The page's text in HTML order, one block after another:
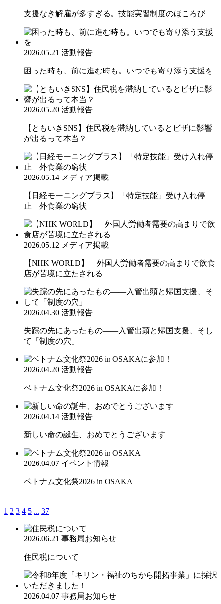
支援なき解雇が多すぎる。技能実習制度のほころび
2026.05.21 活動報告
困った時も、前に進む時も。いつでも寄り添う支援を
2026.05.20 活動報告
【ともいきSNS】住民税を滞納しているとビザに影響
が出るって本当？
2026.05.14 メディア掲載
【日経モーニングプラス】「特定技能」受け入れ停
止 外食業の窮状
2026.05.12 メディア掲載
【NHK WORLD】 外国人労働者需要の高まりで飲食
店が苦境に立たされる
2026.04.30 活動報告
失踪の先にあったもの――入管出頭と帰国支援、そし
て「制度の穴」
2026.04.20 活動報告
ベトナム文化祭2026 in OSAKAに参加！
2026.04.14 活動報告
新しい命の誕生、おめでとうございます
2026.04.07 イベント情報
ベトナム文化祭2026 in OSAKA
1 2 3 4 5 ... 37
2026.06.21 事務局お知らせ
住民税について
2026.04.07 事務局お知らせ